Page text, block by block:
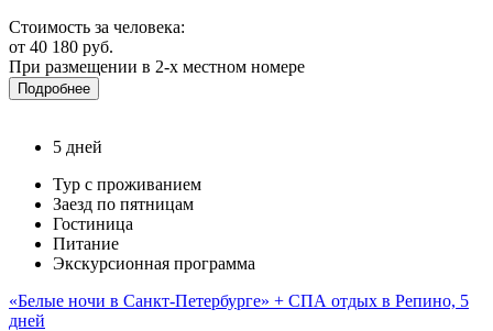
Стоимость за человека:
от 40 180 руб.
При размещении в 2-х местном номере
Подробнее
5 дней
Тур с проживанием
Заезд по пятницам
Гостиница
Питание
Экскурсионная программа
«Белые ночи в Санкт-Петербурге» + СПА отдых в Репино, 5
дней